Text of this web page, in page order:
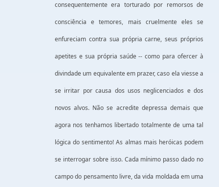
consequentemente era torturado por remorsos de
consciência e temores, mais cruelmente eles se
enfureciam contra sua própria carne, seus próprios
apetites e sua própria saúde -- como para ofercer à
divindade um equivalente em prazer, caso ela viesse a
se irritar por causa dos usos neglicenciados e dos
novos alvos. Não se acredite depressa demais que
agora nos tenhamos libertado totalmente de uma tal
lógica do sentimento! As almas mais heróicas podem
se interrogar sobre isso. Cada mínimo passo dado no
campo do pensamento livre, da vida moldada em uma